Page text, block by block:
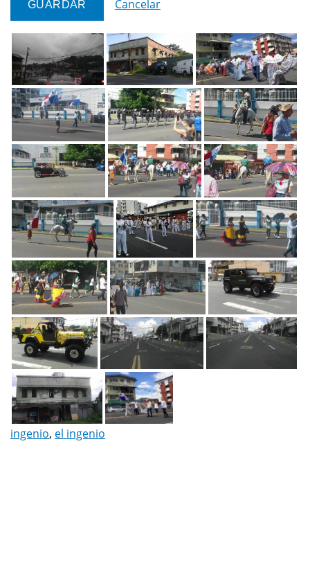
Cancelar
ingenio, el ingenio